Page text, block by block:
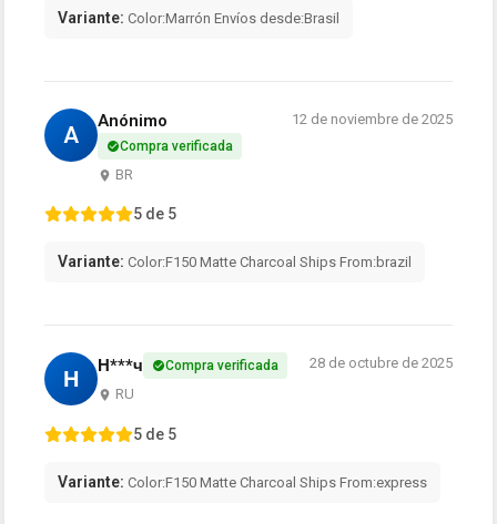
Variante: Color:Marrón Envíos desde:Brasil
A
Anónimo
Compra verificada
BR
12 de noviembre de 2025
5 de 5
Variante: Color:F150 Matte Charcoal Ships From:brazil
Н Н***ч Compra verificada
RU
28 de octubre de 2025
5 de 5
Variante: Color:F150 Matte Charcoal Ships From:express